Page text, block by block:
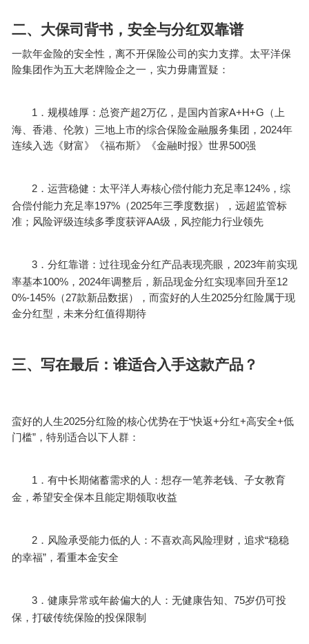
二、大保司背书，安全与分红双靠谱
一款年金险的安全性，离不开保险公司的实力支撑。太平洋保
险集团作为五大老牌险企之一，实力毋庸置疑：
1． 规模雄厚：总资产超2万亿，是国内首家A+H+G （上
海、香港、伦敦）三地上市的综合保险金融服务集团， 2024年
连续入选《财富》《福布斯》《金融时报》世界500强
2． 运营稳健：太平洋人寿核心偿付能力充足率124%，综
合偿付能力充足率197%（2025年三季度数据），远超监管标
准；风险评级连续多季度获评AA级，风控能力行业领先
3． 分红靠谱：过往现金分红产品表现亮眼， 2023年前实现
率基本100%， 2024年调整后，新品现金分红实现率回升至12
0%-145%（27款新品数据），而蛮好的人生2025分红险属于现
金分红型，未来分红值得期待
三、写在最后：谁适合入手这款产品？
蛮好的人生2025分红险的核心优势在于“快返+分红+高安全+低
门槛”，特别适合以下人群：
1． 有中长期储蓄需求的人：想存一笔养老钱、子女教育
金，希望安全保本且能定期领取收益
2． 风险承受能力低的人：不喜欢高风险理财，追求“稳稳
的幸福”，看重本金安全
3． 健康异常或年龄偏大的人：无健康告知、 75岁仍可投
保，打破传统保险的投保限制